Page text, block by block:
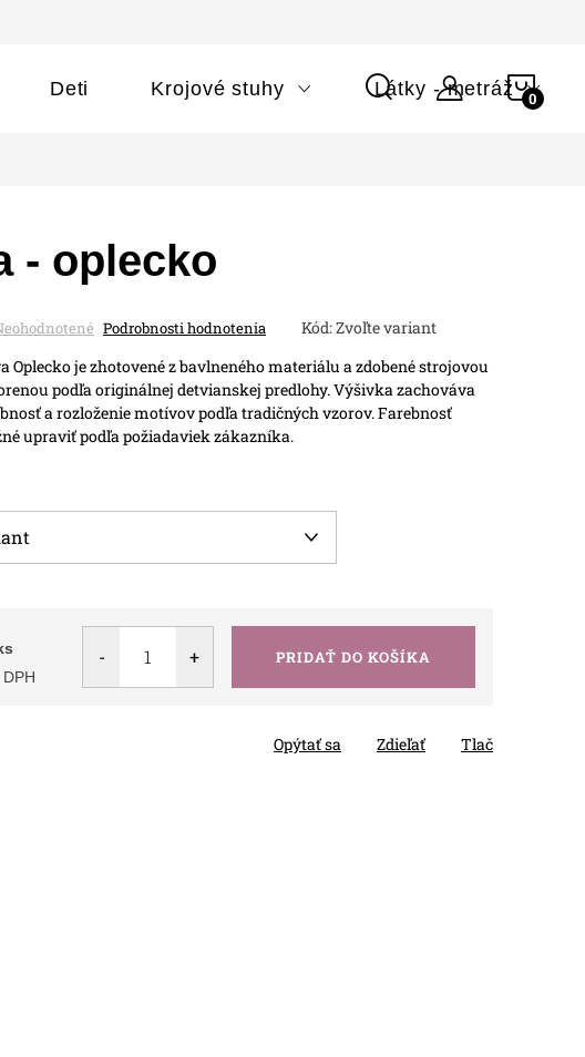
Deti Krojové stuhy Látky - metráž
- oplecko
Podrobnosti hodnotenia Kód:Zvoľte variant
Oplecko je zhotovené z bavlneného materiálu a zdobené strojovou
podľa originálnej detvianskej predlohy.Výšivka zachováva
a rozloženie motívov podľa tradičných vzorov. Farebnosť
upraviť podľa požiadaviek zákazníka.
PRIDAŤ DO KOŠÍKA
Tlač
Opýtať sa Zdieľať